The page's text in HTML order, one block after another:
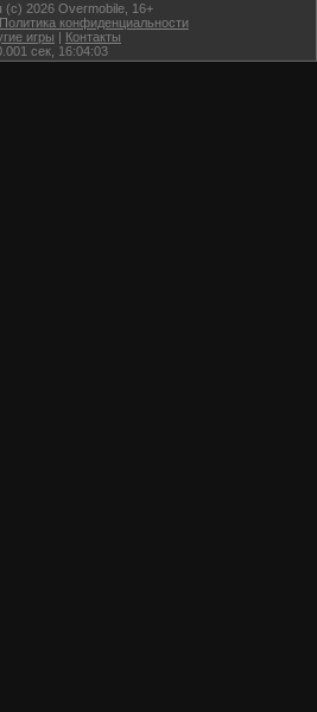
(c) 2026 Overmobile, 16+
Политика конфиденциальности
игры | Контакты
сек, 16:04:03